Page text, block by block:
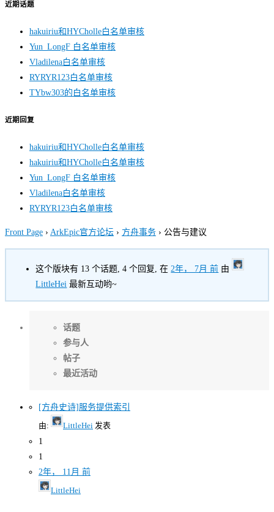
近期话题
hakuiriu和HYCholle白名单审核
Yun_LongF 白名单审核
Vladilena白名单审核
RYRYR123白名单审核
TYbw303的白名单审核
近期回复
hakuiriu和HYCholle白名单审核
hakuiriu和HYCholle白名单审核
Yun_LongF 白名单审核
Vladilena白名单审核
RYRYR123白名单审核
Front Page › ArkEpic官方论坛 › 方舟事务 › 公告与建议
这个版块有 13 个话题, 4 个回复, 在2年， 7月 前 由
LittleHei 最新互动哟~
话题
参与人
帖子
最近活动
[方舟史诗]服务提供索引
由: LittleHei 发表
1
1
2年， 11月 前
LittleHei